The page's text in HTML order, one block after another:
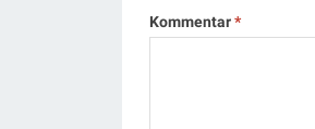
Kommentar*